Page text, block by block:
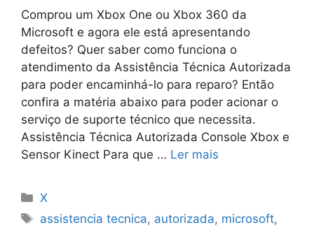
Comprou um Xbox One ou Xbox 360 da
Microsoft e agora ele está apresentando
defeitos? Quer saber como funciona o
atendimento da Assistência Técnica Autorizada
para poder encaminhá-lo para reparo? Então
confira a matéria abaixo para poder acionar o
serviço de suporte técnico que necessita.
Assistência Técnica Autorizada Console Xbox e
Sensor Kinect Para que … Ler mais
Categorias
X
Tags
assistencia tecnica, autorizada, microsoft,